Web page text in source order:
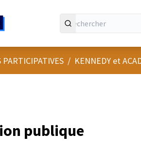
PARTICIPATIVES / KENNEDY et
publique